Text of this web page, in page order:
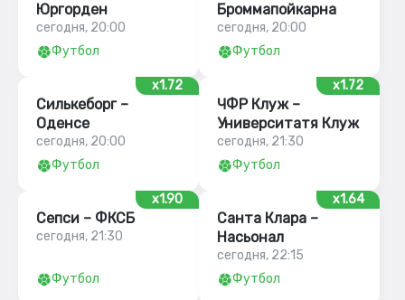
Юргорден
сегодня, 20:00
Футбол
Броммапойкарна
сегодня, 20:00
Футбол
x1.72
Силькеборг –
Оденсе
сегодня, 20:00
Футбол
x1.72
ЧФР Клуж –
Университатя Клуж
сегодня, 21:30
Футбол
x1.90
Сепси – ФКСБ
сегодня, 21:30
Футбол
x1.64
Санта Клара –
Насьонал
сегодня, 22:15
Футбол